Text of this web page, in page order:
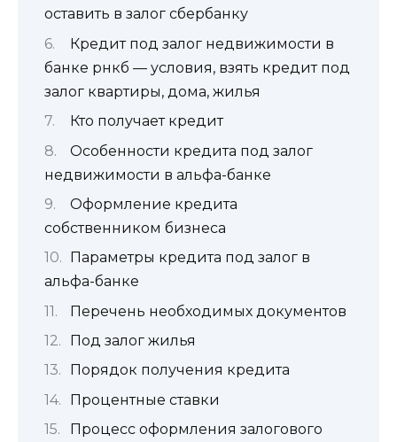
оставить в залог сбербанку
Кредит под залог недвижимости в
банке рнкб — условия, взять кредит под
залог квартиры, дома, жилья
Кто получает кредит
Особенности кредита под залог
недвижимости в альфа-банке
Оформление кредита
собственником бизнеса
Параметры кредита под залог в
альфа-банке
Перечень необходимых документов
Под залог жилья
Порядок получения кредита
Процентные ставки
Процесс оформления залогового